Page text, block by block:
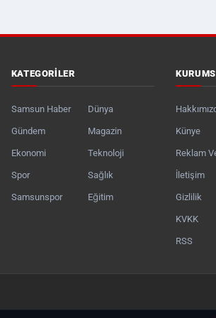
KATEGORILER
Samsun Haber
Gündem
Ekonomi
Spor
Samsunspor
Dünya
Magazin
Teknoloji
Sağlık
Eğitim
Künye
Reklam
İletişim
Gizlilik
KVKK
RSS